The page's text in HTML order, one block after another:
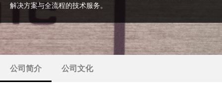
解决方案与全流程的技术服务。
公司简介 公司文化